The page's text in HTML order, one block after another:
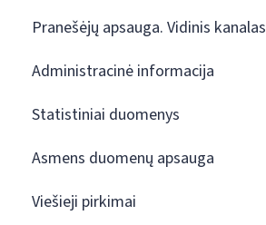
Pranešėjų apsauga. Vidinis kanalas
Administracinė informacija
Statistiniai duomenys
Asmens duomenų apsauga
Viešieji pirkimai